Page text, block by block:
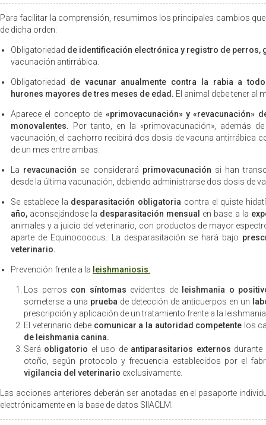
Para facilitar la comprensión, resumimos los principales cambios
de dicha orden:
Obligatoriedad de identificación electrónica y registro de perros,
vacunación antirrábica.
Obligatoriedad de vacunar anualmente contra la rabia a
hurones mayores de tres meses de edad. El animal debe tener al
Aparece el concepto de «primovacunación» y «revacunación»
monovalentes. Por tanto, en la «primovacunación», además
vacunación, el cachorro recibirá dos dosis de vacuna antirrábica
de un mes entre ambas.
La revacunación se considerará primovacunación si han
desde la última vacunación, debiendo administrarse dos dosis de
Se establece la desparasitación obligatoria contra el quiste
año, aconsejándose la desparasitación mensual en base a la
animales y a juicio del veterinario, con productos de mayor
aparte de Equinococcus. La desparasitación se hará bajo
veterinario.
Prevención frente a la leishmaniosis:
Los perros con síntomas evidentes de
leishmania o
someterse a una prueba de detección de anticuerpos en un
prescripción y aplicación de un tratamiento frente a la
El veterinario debe comunicar a la autoridad competente los
de leishmania canina.
Será obligatorio el uso de antiparasitarios externos
otoño, según protocolo y frecuencia establecidos por el
vigilancia del veterinario exclusivamente.
Las acciones anteriores deberán ser anotadas en el pasaporte
electrónicamente en la base de datos SIIACLM.